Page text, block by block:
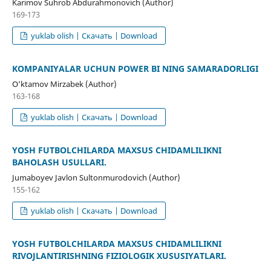
Karimov Suhrob Abdurahmonovich (Author)
169-173
yuklab olish | Скачать | Download
KOMPANIYALAR UCHUN POWER BI NING SAMARADORLIGI
O’ktamov Mirzabek (Author)
163-168
yuklab olish | Скачать | Download
YOSH FUTBOLCHILARDA MAXSUS CHIDAMLILIKNI
BAHOLASH USULLARI.
Jumaboyev Javlon Sultonmurodovich (Author)
155-162
yuklab olish | Скачать | Download
YOSH FUTBOLCHILARDA MAXSUS CHIDAMLILIKNI
RIVOJLANTIRISHNING FIZIOLOGIK XUSUSIYATLARI.